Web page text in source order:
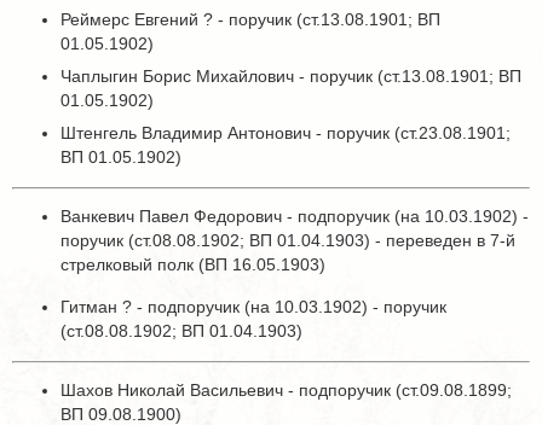
Реймерс Евгений ? - поручик (ст.13.08.1901; ВП
01.05.1902)
Чаплыгин Борис Михайлович - поручик (ст.13.08.1901; ВП
01.05.1902)
Штенгель Владимир Антонович - поручик (ст.23.08.1901;
ВП 01.05.1902)
Ванкевич Павел Федорович - подпоручик (на 10.03.1902) -
поручик (ст.08.08.1902; ВП 01.04.1903) - переведен в 7-й
стрелковый полк (ВП 16.05.1903)
Гитман ? - подпоручик (на 10.03.1902) - поручик
(ст.08.08.1902; ВП 01.04.1903)
Шахов Николай Васильевич - подпоручик (ст.09.08.1899;
ВП 09.08.1900)